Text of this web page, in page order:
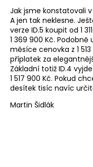
Jak jsme konstatovali
A jen tak neklesne.
verze ID.5 koupit od 1
1 369 900 Kč.
měsíce cenovka z 1
příplatek za
Základní totiž ID.4
1 517 900 Kč. Pokud
desítek tisíc navíc
Martin Šidlák